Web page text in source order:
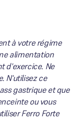
à votre régime
alimentation
d'exercice. Ne
N'utilisez ce
gastrique et que
ou vous
Ferro Forte